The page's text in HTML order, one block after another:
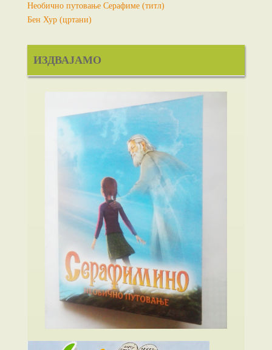
Необично путовање Серафиме (титл)
Бен Хур (цртани)
ИЗДВАЈАМО